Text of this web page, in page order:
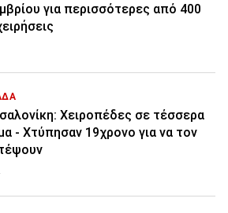
για περισσότερες από 400
Χειροπέδες σε τέσσερα
- Χτύπησαν 19χρονο για να τον